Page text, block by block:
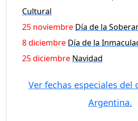
Cultural
25 noviembre Día de la
8 diciembre Día de la
25 diciembre Navidad
Ver fechas especiales del
Argentina.